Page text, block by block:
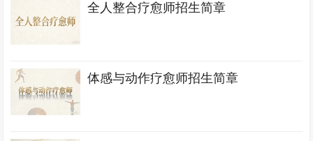
全人整合疗愈师招生简章
体感与动作疗愈师招生简章